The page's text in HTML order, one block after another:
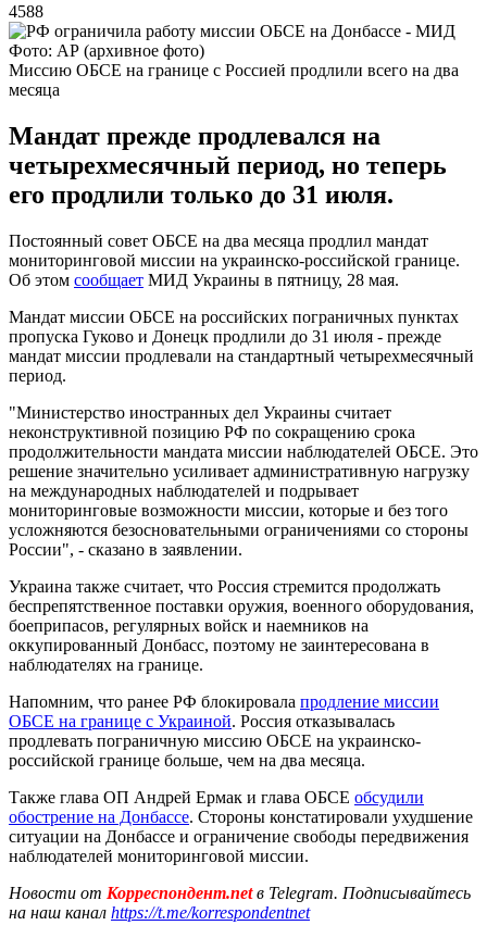
4588
Фото: АР (архивное фото)
Миссию ОБСЕ на границе с Россией продлили всего на два
месяца
Мандат прежде продлевался на
четырехмесячный период, но теперь
его продлили только до 31 июля.
Постоянный совет ОБСЕ на два месяца продлил мандат
мониторинговой миссии на украинско-российской границе.
Об этом сообщает МИД Украины в пятницу, 28 мая.
Мандат миссии ОБСЕ на российских пограничных пунктах
пропуска Гуково и Донецк продлили до 31 июля - прежде
мандат миссии продлевали на стандартный четырехмесячный
период.
"Министерство иностранных дел Украины считает
неконструктивной позицию РФ по сокращению срока
продолжительности мандата миссии наблюдателей ОБСЕ. Это
решение значительно усиливает административную нагрузку
на международных наблюдателей и подрывает
мониторинговые возможности миссии, которые и без того
усложняются безосновательными ограничениями со стороны
России", - сказано в заявлении.
Украина также считает, что Россия стремится продолжать
беспрепятственное поставки оружия, военного оборудования,
боеприпасов, регулярных войск и наемников на
оккупированный Донбасс, поэтому не заинтересована в
наблюдателях на границе.
Напомним, что ранее РФ блокировала продление миссии
ОБСЕ на границе с Украиной. Россия отказывалась
продлевать пограничную миссию ОБСЕ на украинско-
российской границе больше, чем на два месяца.
Также глава ОП Андрей Ермак и глава ОБСЕ обсудили
обострение на Донбассе. Стороны констатировали ухудшение
ситуации на Донбассе и ограничение свободы передвижения
наблюдателей мониторинговой миссии.
Новости от Корреспондент.netв Telegram. Подписывайтесь
на наш канал https://t.me/korrespondentnet